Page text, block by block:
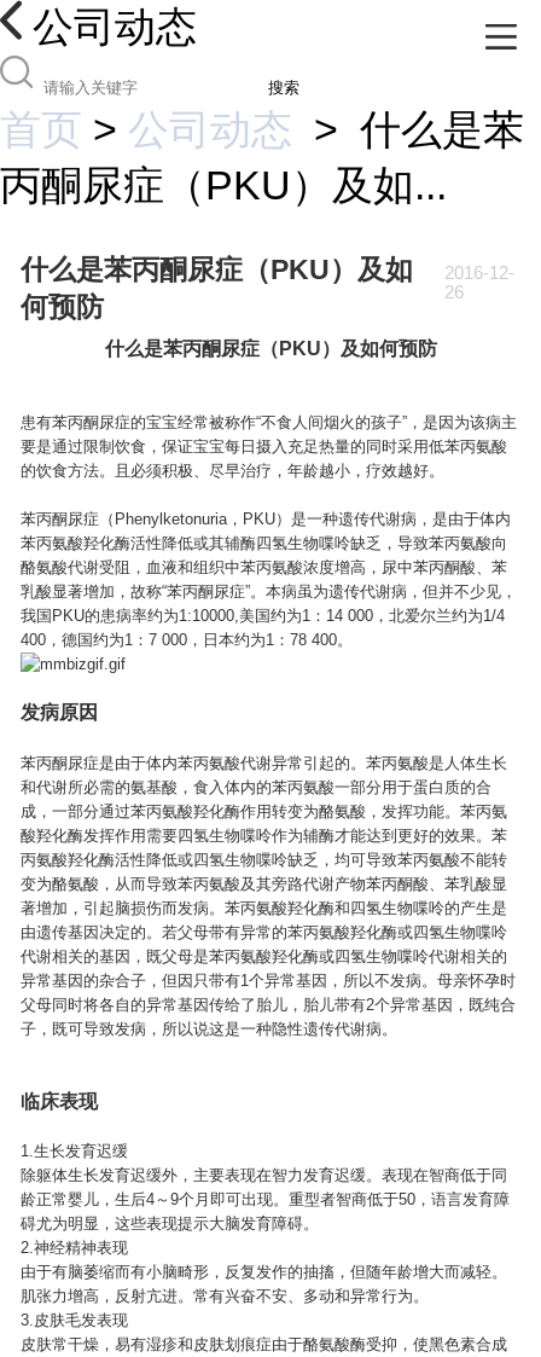
公司动态
搜索
首页 > 公司动态 > 什么是苯
丙酮尿症（PKU）及如...
什么是苯丙酮尿症（PKU）及如
何预防
2016-12-
26
什么是苯丙酮尿症（PKU）及如何预防
患有苯丙酮尿症的宝宝经常被称作“不食人间烟火的孩子”，是因为该病主
要是通过限制饮食，保证宝宝每日摄入充足热量的同时采用低苯丙氨酸
的饮食方法。且必须积极、尽早治疗，年龄越小，疗效越好。
苯丙酮尿症（Phenylketonuria，PKU）是一种遗传代谢病，是由于体内
苯丙氨酸羟化酶活性降低或其辅酶四氢生物喋呤缺乏，导致苯丙氨酸向
酪氨酸代谢受阻，血液和组织中苯丙氨酸浓度增高，尿中苯丙酮酸、苯
乳酸显著增加，故称“苯丙酮尿症”。本病虽为遗传代谢病，但并不少见，
我国PKU的患病率约为1:10000,美国约为1：14 000，北爱尔兰约为1/4
400，德国约为1：7 000，日本约为1：78 400。
发病原因
苯丙酮尿症是由于体内苯丙氨酸代谢异常引起的。苯丙氨酸是人体生长
和代谢所必需的氨基酸，食入体内的苯丙氨酸一部分用于蛋白质的合
成，一部分通过苯丙氨酸羟化酶作用转变为酪氨酸，发挥功能。苯丙氨
酸羟化酶发挥作用需要四氢生物喋呤作为辅酶才能达到更好的效果。苯
丙氨酸羟化酶活性降低或四氢生物喋呤缺乏，均可导致苯丙氨酸不能转
变为酪氨酸，从而导致苯丙氨酸及其旁路代谢产物苯丙酮酸、苯乳酸显
著增加，引起脑损伤而发病。苯丙氨酸羟化酶和四氢生物喋呤的产生是
由遗传基因决定的。若父母带有异常的苯丙氨酸羟化酶或四氢生物喋呤
代谢相关的基因，既父母是苯丙氨酸羟化酶或四氢生物喋呤代谢相关的
异常基因的杂合子，但因只带有1个异常基因，所以不发病。母亲怀孕时
父母同时将各自的异常基因传给了胎儿，胎儿带有2个异常基因，既纯合
子，既可导致发病，所以说这是一种隐性遗传代谢病。
临床表现
1.生长发育迟缓
除躯体生长发育迟缓外，主要表现在智力发育迟缓。表现在智商低于同
龄正常婴儿，生后4～9个月即可出现。重型者智商低于50，语言发育障
碍尤为明显，这些表现提示大脑发育障碍。
2.神经精神表现
由于有脑萎缩而有小脑畸形，反复发作的抽搐，但随年龄增大而减轻。
肌张力增高，反射亢进。常有兴奋不安、多动和异常行为。
3.皮肤毛发表现
皮肤常干燥，易有湿疹和皮肤划痕症由于酪氨酸酶受抑，使黑色素合成